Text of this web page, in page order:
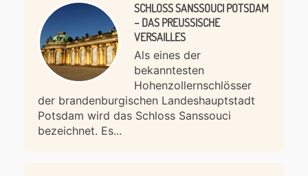
SCHLOSS SANSSOUCI POTSDAM
– DAS PREUSSISCHE V
ERSAILLES
Als eines der
bekanntesten
Hohenzollernschlösser
der brandenburgischen Landeshauptstadt
Potsdam wird das Schloss Sanssouci
bezeichnet. Es...